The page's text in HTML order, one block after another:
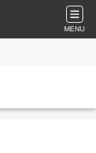
MENU